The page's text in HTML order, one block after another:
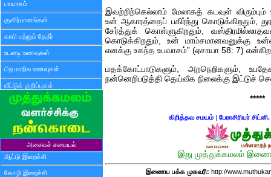
பாயாசம்
குளிர்பானங்கள்
காபி மற்றும் தேநீர்
உடனடி உணவுகள்
பிற மாநில உணவுகள்
வீட்டுக் குறிப்புகள்
அசைவச் சமையல்
ஆட்டு இறைச்சி
கோழி இறைச்சி
இவற்றிற்கெல்லாம் மேலாகத் கடவுள் விரும்பும்
உன் ஆகாரத்தைப் பகிர்ந்து கொடுக்கிறதும்,
சேர்த்துக் கொள்ளுகிறதும்,
கொடுக்கிறதும், உன் மாம்சமானவனுக்கு
எனக்கு உகந்த உபவாசம்” (ஏசாயா 58: 7)
மதக்கோட்பாடுகளும், அறநெறிகளும்,
நன்னெறிபடுத்தி தெய்வீக நிலைக்கு இட்டுச்
*****
கிறித்தவ சமயம்| பேராசிரியர்
இது முத்துக்கமலம்
இணைய பக்க முகவரி: http://